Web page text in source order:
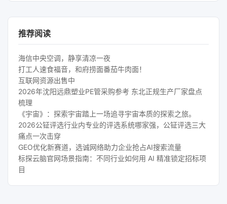
推荐阅读
海信中央空调，静享清凉一夜
打工人速食福音，和府捞面番茄牛肉面！
互联网资源出售中
2026年沈阳远鼎塑业PE管采购参考 东北正规生产厂家盘点
梳理
《宇宙》：探索宇宙踏上一场追寻宇宙本质的探索之旅。
2026公钲评选行业内专业的评选系统哪家强，公钲评选三大
痛点一次击穿
GEO优化新赛道，选诚网络助力企业抢占AI搜索流量
标探云脑官网场景指南：不同行业如何用 AI 精准锁定招标项
目